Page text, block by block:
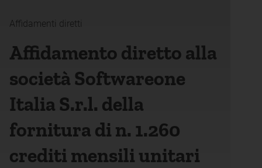
Affidamenti diretti
Affidamento diretto alla
società Softwareone
Italia S.r.l. della
fornitura di n. 1.260
crediti mensili unitari